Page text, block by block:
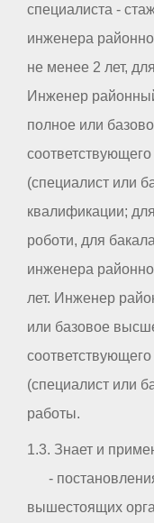
специалиста -
инженера
не менее 2 лет,
Инженер
полное или
(специалист или
квалификации;
роботи, для
инженера
лет. Инженер
или базовое
(специалист или
работы.
1.3. Знает и
-
вышестоящих